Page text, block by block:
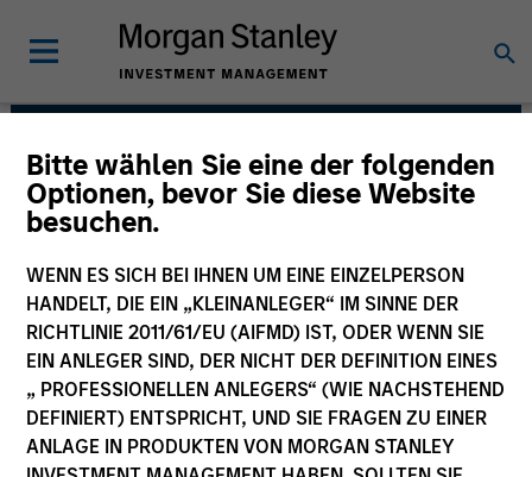
Bitte wählen Sie eine der folgenden
Optionen, bevor Sie diese Website
besuchen.
WENN ES SICH BEI IHNEN UM EINE EINZELPERSON
HANDELT, DIE EIN „KLEINANLEGER“ IM SINNE DER
RICHTLINIE 2011/61/EU (AIFMD) IST, ODER WENN SIE
EIN ANLEGER SIND, DER NICHT DER DEFINITION EINES
„ PROFESSIONELLEN ANLEGERS“ (WIE NACHSTEHEND
DEFINIERT) ENTSPRICHT, UND SIE FRAGEN ZU EINER
ANLAGE IN PRODUKTEN VON MORGAN STANLEY
Managed Futures Team